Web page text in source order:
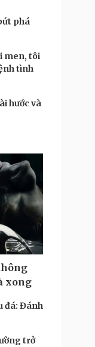
phá
men, tôi
tình
hước và
xong
đá: Đánh
trở